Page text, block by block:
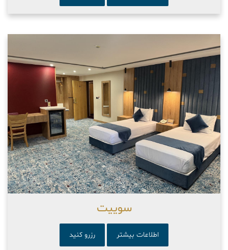
سوییت
رزرو کنید اطلاعات بیشتر